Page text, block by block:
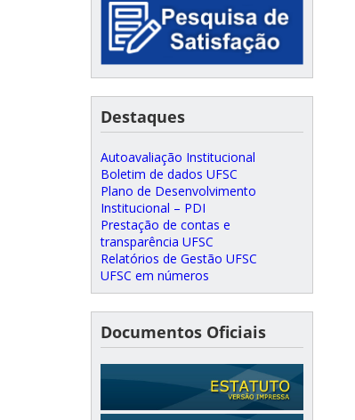
Destaques
Autoavaliação Institucional
Boletim de dados UFSC
Plano de Desenvolvimento
Institucional – PDI
Prestação de contas e
transparência UFSC
Relatórios de Gestão UFSC
UFSC em números
Documentos Oficiais